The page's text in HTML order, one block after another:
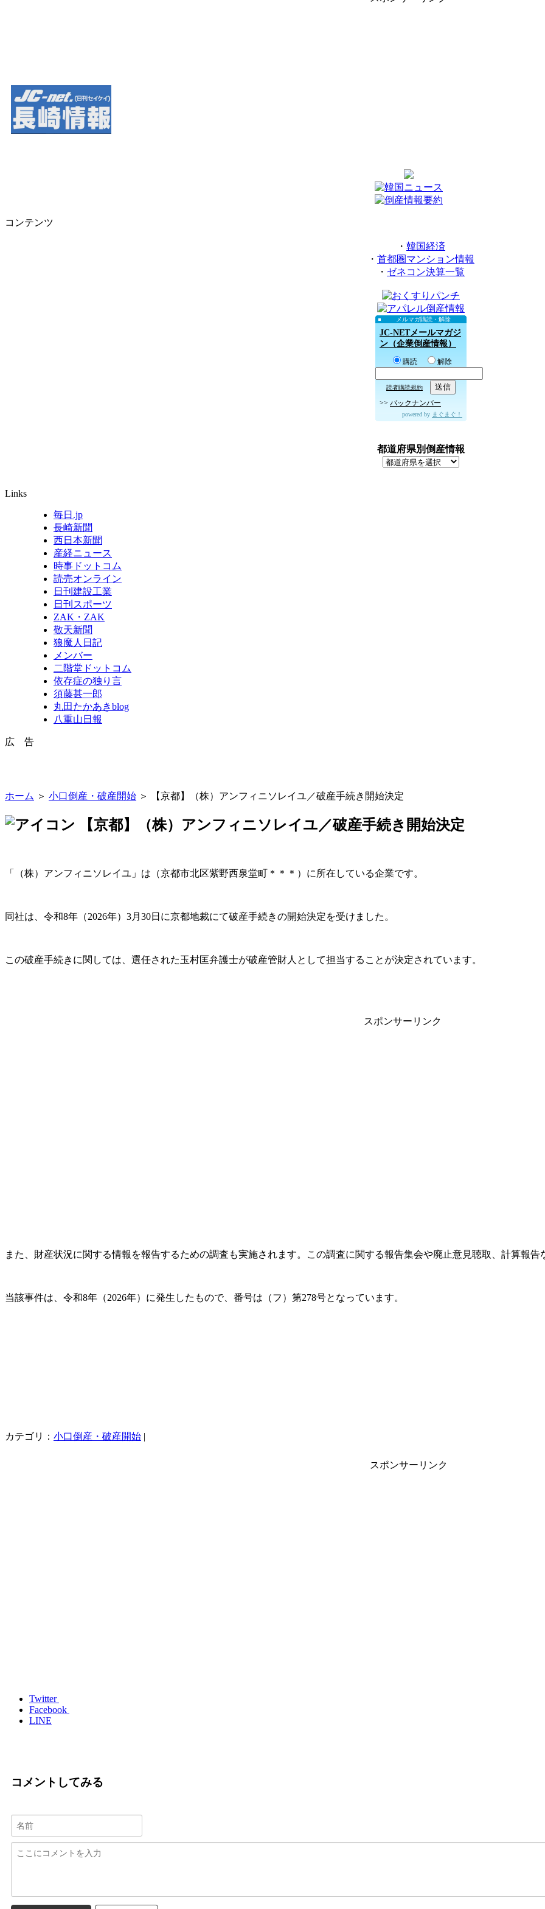
コンテンツ
・ 韓国経済
・ 首都圏マンション情報
・ ゼネコン決算一覧
メルマガ購読・解除
JC-NETメールマガジ
ン（企業倒産情報）
購読 解除
読者購読規約
>> バックナンバー
powered by まぐまぐ！
都道府県別倒産情報
Links
毎日.jp
長崎新聞
西日本新聞
産経ニュース
時事ドットコム
読売オンライン
日刊建設工業
日刊スポーツ
ZAK・ZAK
敬天新聞
狼魔人日記
メンバー
二階堂ドットコム
依存症の独り言
須藤甚一郎
丸田たかあきblog
八重山日報
広 告
ホーム ＞ 小口倒産・破産開始 ＞ 【京都】（株）アンフィニソレイユ／破産手続き開始決定
【京都】（株）アンフィニソレイユ／破産手続き開始決定
「（株）アンフィニソレイユ」は（京都市北区紫野西泉堂町＊＊＊）に所在している企業です。
同社は、令和8年（2026年）3月30日に京都地裁にて破産手続きの開始決定を受けました。
この破産手続きに関しては、選任された玉村匡弁護士が破産管財人として担当することが決定されています。
スポンサーリンク
また、財産状況に関する情報を報告するための調査も実施されます。この調査に関する報告集会や廃止意見聴取、計算報
当該事件は、令和8年（2026年）に発生したもので、番号は（フ）第278号となっています。
カテゴリ： 小口倒産・破産開始 |
スポンサーリンク
Twitter
Facebook
LINE
コメントしてみる